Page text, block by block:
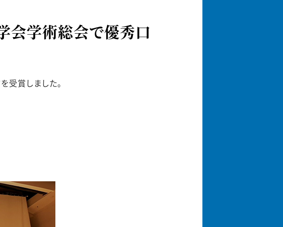
会学術総会で優秀口
賞しました。